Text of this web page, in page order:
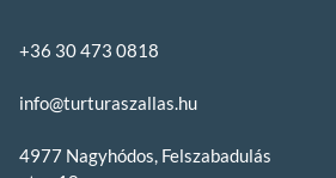
+36 30 473 0818
info@turturaszallas.hu
4977 Nagyhódos, Felszabadulás